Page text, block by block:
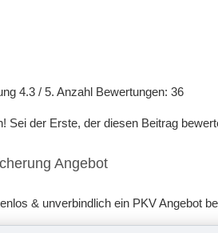
4.3 / 5. Anzahl Bewertungen: 36
Sei der Erste, der diesen Beitrag
Angebot
& unverbindlich ein PKV Angebot